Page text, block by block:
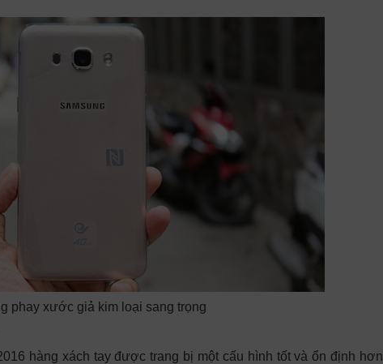
phay xước giả kim loại sang trọng
hàng xách tay được trang bị một cấu hình tốt và ổn định hơn